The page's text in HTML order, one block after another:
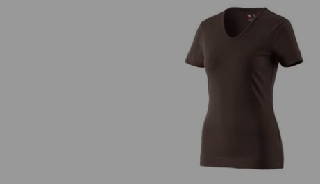
e.s. T-shirt cotton V-Neck, femmes